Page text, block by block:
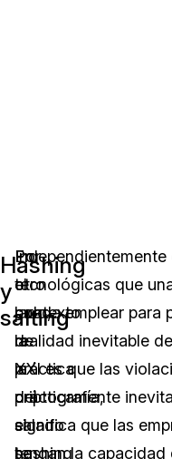
Hashing
y
salting
En
el
contexto
de
la
criptografía,
el
hashing
Por
otro
lado,
la
práctica
del
salado
se
tecnológicas que
pueda emplear para
realidad inevitable
XXI es que las
prácticamente
significa que las
tengan la capacidad